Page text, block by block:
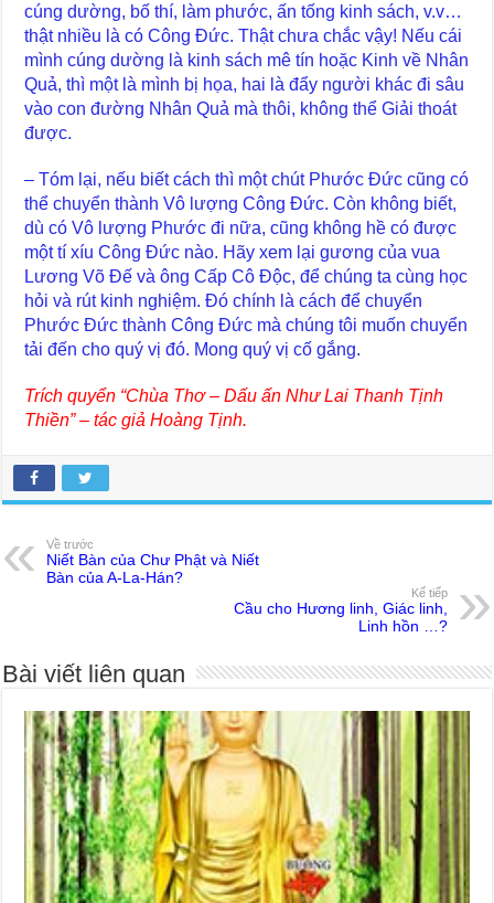
cúng dường, bố thí, làm phước, ấn tống kinh sách, v.v…
thật nhiều là có Công Đức. Thật chưa chắc vậy! Nếu cái
mình cúng dường là kinh sách mê tín hoặc Kinh về Nhân
Quả, thì một là mình bị họa, hai là đẩy người khác đi sâu
vào con đường Nhân Quả mà thôi, không thể Giải thoát
được.
– Tóm lại, nếu biết cách thì một chút Phước Đức cũng có
thể chuyển thành Vô lượng Công Đức. Còn không biết,
dù có Vô lượng Phước đi nữa, cũng không hề có được
một tí xíu Công Đức nào. Hãy xem lại gương của vua
Lương Võ Đế và ông Cấp Cô Độc, để chúng ta cùng học
hỏi và rút kinh nghiệm. Đó chính là cách để chuyển
Phước Đức thành Công Đức mà chúng tôi muốn chuyển
tải đến cho quý vị đó. Mong quý vị cố gắng.
Trích quyển “Chùa Thơ – Dấu ấn Như Lai Thanh Tịnh
Thiền” – tác giả Hoàng Tịnh.
Về trước
Niết Bàn của Chư Phật và Niết
Bàn của A-La-Hán?
Kế tiếp
Cầu cho Hương linh, Giác linh,
Linh hồn …?
Bài viết liên quan